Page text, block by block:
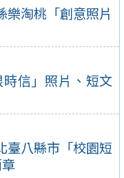
淘桃「創意照片
信」照片、短文
臺八縣市「校園短